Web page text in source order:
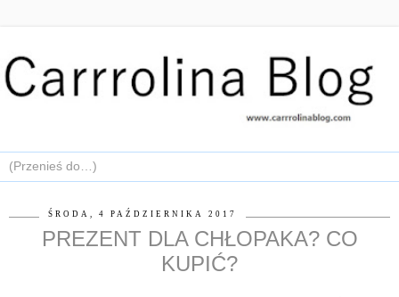
ŚRODA, 4 PAŹDZIERNIKA 2017
PREZENT DLA CHŁOPAKA? CO
KUPIĆ?